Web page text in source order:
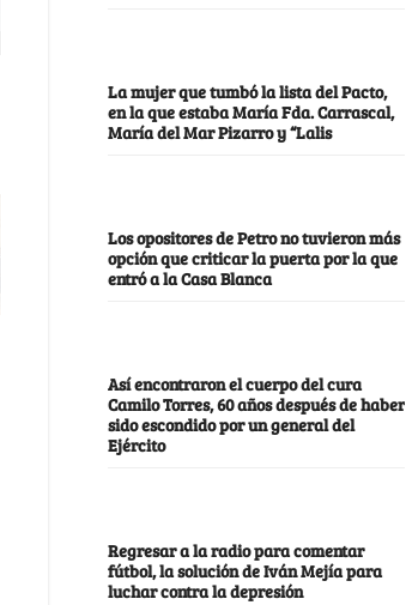
La mujer que tumbó la lista del Pacto,
en la que estaba María Fda. Carrascal,
María del Mar Pizarro y “Lalis
Los opositores de Petro no tuvieron más
opción que criticar la puerta por la que
entró a la Casa Blanca
Así encontraron el cuerpo del cura
Camilo Torres, 60 años después de haber
sido escondido por un general del
Ejército
Regresar a la radio para comentar
fútbol, la solución de Iván Mejía para
luchar contra la depresión